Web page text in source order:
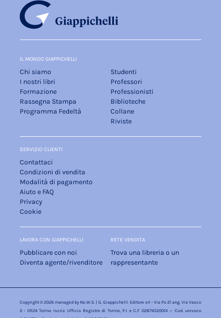
IL MONDO GIAPPICHELLI
Chi siamo
I nostri libri
Formazione
Rassegna Stampa
Programma Fedeltà
Studenti
Professori
Professionisti
Biblioteche
Collane
Riviste
SERVIZIO CLIENTI
Contattaci
Condizioni di vendita
Modalità di pagamento
Aiuto e FAQ
Privacy
Cookie
LAVORA CON GIAPPICHELLI
Pubblicare con noi
Diventa agente/rivenditore
RETE VENDITA
Trova una libreria o un
rappresentante
Copyright © 2026 managed by Ne.W.S. | G. Giappichelli Editore srl - Via Po 21 ang. Via Vasco
2 - 10124 Torino Iscriz. Ufficio Registro di Torino, P.I e C.F 02874520014 — Cod. univoco